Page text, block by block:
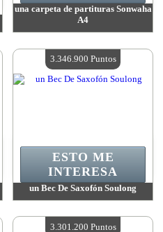
una carpeta de partituras Sonwaha
A4
Cantidad disponible:4
un Bec De Saxofón Soulong
Cantidad disponible:4
ESTO ME
INTERESA
3.346.900 Puntos
3.301.200 Puntos